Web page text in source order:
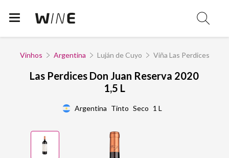
Vinhos Argentina Luján de Cuyo Viña Las Perdices
Las Perdices Don Juan Reserva 2020
1,5 L
Argentina Tinto Seco 1 L